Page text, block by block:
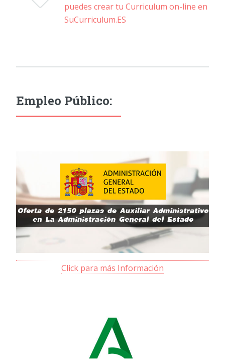
puedes crear tu Curriculum on-line en
SuCurriculum.ES
Empleo Público:
Click para más Información